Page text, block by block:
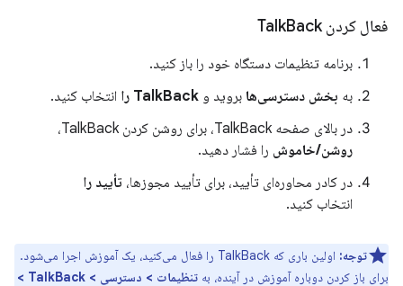
فعال کردن Talk Back
برنامه تنظیمات دستگاه خود را باز کنید.
به بخش دسترسی‌ها بروید و TalkBack را
انتخاب کنید.
در بالای صفحه TalkBack، برای روشن کردن TalkBack،
روشن/خاموش را فشار دهید.
در کادر محاوره‌ای تأیید، برای تأیید مجوزها، تأیید را
انتخاب کنید.
توجه:
اولین باری که TalkBack را فعال می‌کنید، یک آموزش اجرا می‌شود.
برای باز کردن دوباره آموزش در آینده، به
تنظیمات > دسترسی > TalkBack >